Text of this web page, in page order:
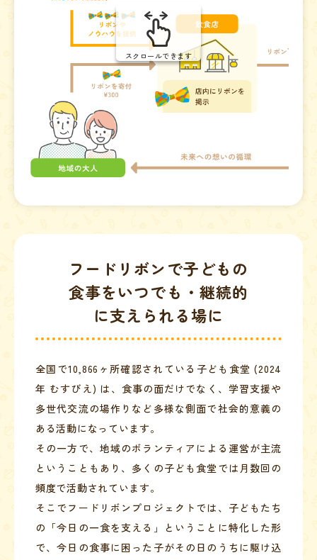
スクロールできます
フードリボンで子どもの
食事をいつでも・継続的
に支えられる場に
全国で10,866ヶ所確認されている子ども食堂 (2024
年 むすびえ) は、食事の面だけでなく、学習支援や
多世代交流の場作りなど多様な側面で社会的意義の
ある活動になっています。
その一方で、地域のボランティアによる運営が主流
ということもあり、多くの子ども食堂では月数回の
頻度で活動されています。
そこでフードリボンプロジェクトでは、子どもたち
の「今日の一食を支える」ということに特化した形
で、今日の食事に困った子がその日のうちに駆け込